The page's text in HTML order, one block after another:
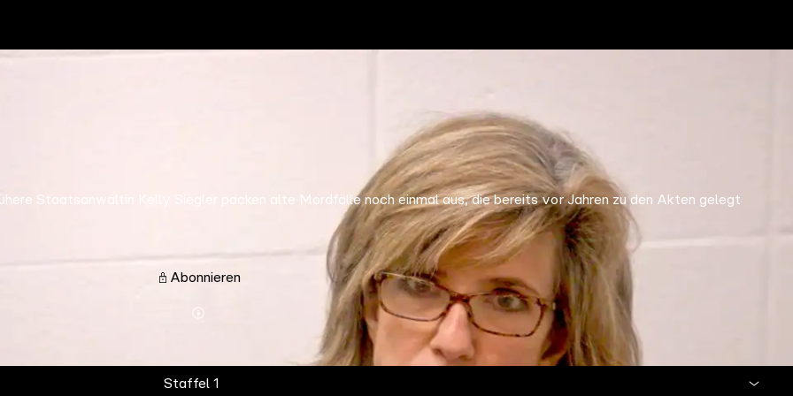
Staatsanwältin Kelly Siegler packen alte Mordfälle noch einmal aus, die bereits vor Jahren zu den Akten gelegt
Abonnieren
Mehr
Staffel 1